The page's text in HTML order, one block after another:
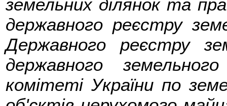
земельних ділянок та
державного реєстру
Державного реєстру
державного
комітеті України по